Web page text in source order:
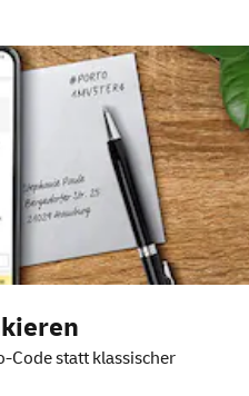
Code statt klassischer